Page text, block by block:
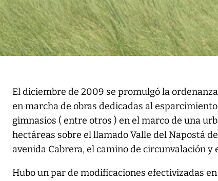
El diciembre de 2009 se promulgó la
en marcha de obras dedicadas al
gimnasios ( entre otros ) en el marco de una
hectáreas sobre el llamado Valle del Napostá
avenida Cabrera, el camino de circunvalación y
Hubo un par de modificaciones efectivizadas